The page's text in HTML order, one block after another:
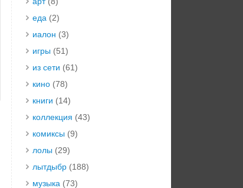
еда (2)
иалон (3)
игры (51)
из сети (61)
кино (78)
книги (14)
коллекция (43)
комиксы (9)
лолы (29)
лытдыбр (188)
музыка (73)